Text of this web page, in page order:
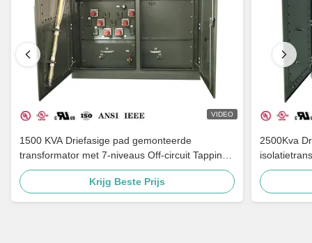
VIDEO
1500 KVA Driefasige pad gemonteerde
transformator met 7-niveaus Off-circuit Tapping
Multi-Voltage Adaptatie en Grounding Porselein
Bushing
Krijg Beste Prijs
2500Kva
480V naar